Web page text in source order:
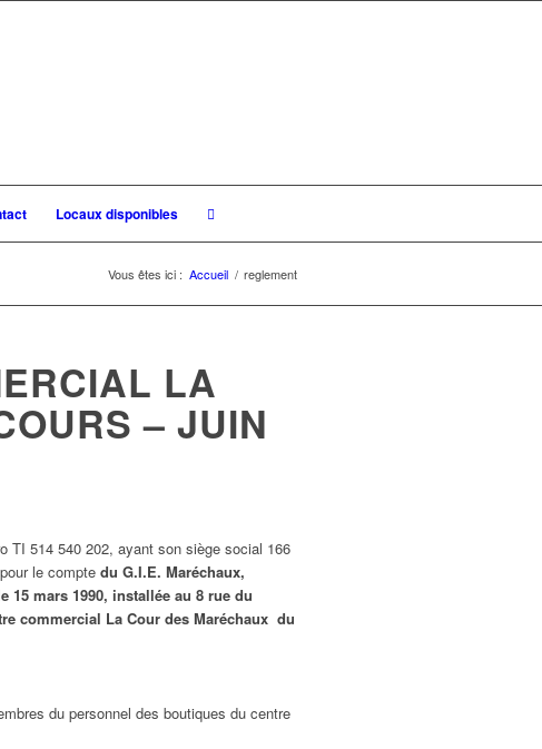
Locaux disponibles
Vous êtes ici : Accueil / reglement
LA
– JUIN
TI 514 540 202, ayant son siège social 166
le compte du G.I.E. Maréchaux,
15 mars 1990, installée au 8 rue du
commercial La Cour des Maréchaux du
du personnel des boutiques du centre